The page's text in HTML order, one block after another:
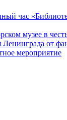
час
музее в
Ленинграда от
мероприятие